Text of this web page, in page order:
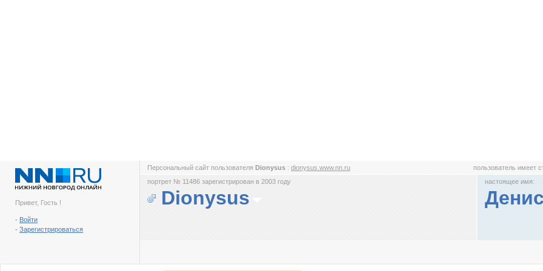
Привет, Гость !
- Войти
- Зарегистрироваться
Персональный сайт пользователя Dionysus : dionysus.www.nn.ru пользователь имеет
портрет № 11486 зарегистрирован в 2003 году
Dionysus
настоящее имя:
Денис